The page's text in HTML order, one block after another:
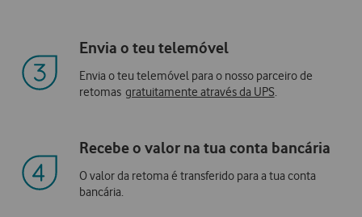
Envia o teu telemóvel
Envia o teu telemóvel para o nosso parceiro de
retomas gratuitamente através da UPS.
Recebe o valor na tua conta bancária
O valor da retoma é transferido para a tua conta
bancária.